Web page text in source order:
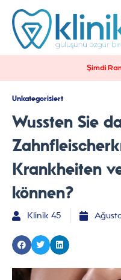
Şimdi
Unkategorisiert
Wussten Sie
Krankheiten
können?
Klinik 45